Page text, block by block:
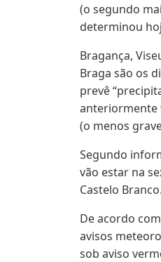
(o segundo
determinou
Bragança,
Braga são os
prevê
anteriormente
(o menos
Segundo
vão estar na
Castelo Branco.
De acordo
avisos
sob aviso